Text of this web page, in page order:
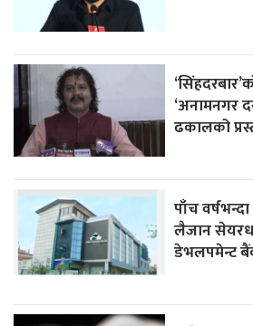
‘अनामनगर
ढकालको
पाँच
लैजान
डेभलपमेन्ट